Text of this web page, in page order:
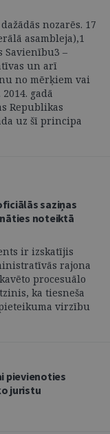
nozarēs. 17
asambleja),1
Savienību3 –
un arī
no mērķiem vai
gadā
Republikas
uz šī principa
saziņas
noteiktā
ir izskatījis
rajona
procesuālo
ka tiesneša
virzību
pievienoties
juristu